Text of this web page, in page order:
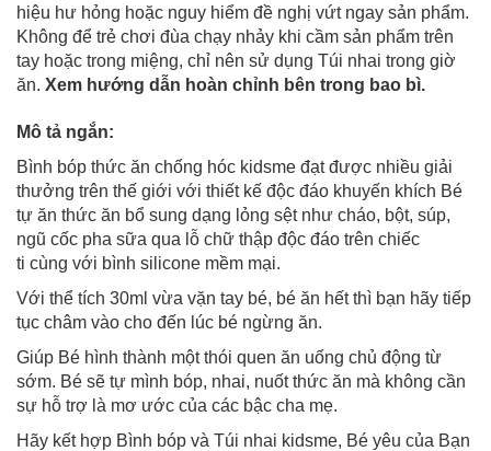
hiệu hư hỏng hoặc nguy hiểm đề nghị vứt ngay sản phẩm.
Không để trẻ chơi đùa chạy nhảy khi cầm sản phẩm trên
tay hoặc trong miệng, chỉ nên sử dụng Túi nhai trong giờ
ăn. Xem hướng dẫn hoàn chỉnh bên trong bao bì.
Mô tả ngắn:
Bình bóp thức ăn chống hóc kidsme đạt được nhiều giải
thưởng trên thế giới với thiết kế độc đáo khuyến khích Bé
tự ăn thức ăn bổ sung dạng lỏng sệt như cháo, bột, súp,
ngũ cốc pha sữa qua lỗ chữ thập độc đáo trên chiếc
ti cùng với bình silicone mềm mại.
Với thể tích 30ml vừa vặn tay bé, bé ăn hết thì bạn hãy tiếp
tục châm vào cho đến lúc bé ngừng ăn.
Giúp Bé hình thành một thói quen ăn uống chủ động từ
sớm. Bé sẽ tự mình bóp, nhai, nuốt thức ăn mà không cần
sự hỗ trợ là mơ ước của các bậc cha mẹ.
Hãy kết hợp Bình bóp và Túi nhai kidsme, Bé yêu của Bạn